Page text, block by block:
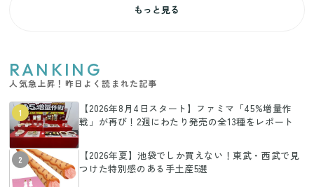
もっと見る
RANKING
人気急上昇！昨日よく読まれた記事
1
【2026年8月4日スタート】ファミマ「45%増量作
戦」が再び！2週にわたり発売の全13種をレポート
2
【2026年夏】池袋でしか買えない！東武・西武で見
つけた特別感のある手土産5選